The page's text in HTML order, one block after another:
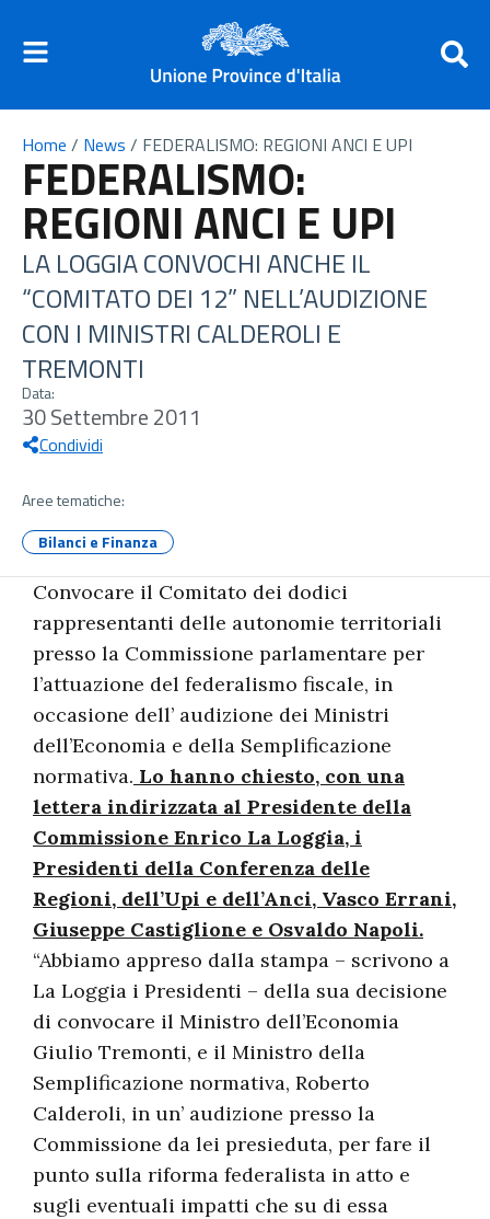
Home / News / FEDERALISMO: REGIONI ANCI E UPI
FEDERALISMO:
REGIONI ANCI E UPI
LA LOGGIA CONVOCHI ANCHE IL
“COMITATO DEI 12” NELL’AUDIZIONE
CON I MINISTRI CALDEROLI E
TREMONTI
Data:
30 Settembre 2011
Condividi
Aree tematiche:
Bilanci e Finanza
Convocare il Comitato dei dodici
rappresentanti delle autonomie territoriali
presso la Commissione parlamentare per
l’attuazione del federalismo fiscale, in
occasione dell’ audizione dei Ministri
dell’Economia e della Semplificazione
normativa. Lo hanno chiesto, con una
lettera indirizzata al Presidente della
Commissione Enrico La Loggia, i
Presidenti della Conferenza delle
Regioni, dell’Upi e dell’Anci, Vasco Errani,
Giuseppe Castiglione e Osvaldo Napoli.
“Abbiamo appreso dalla stampa – scrivono a
La Loggia i Presidenti – della sua decisione
di convocare il Ministro dell’Economia
Giulio Tremonti, e il Ministro della
Semplificazione normativa, Roberto
Calderoli, in un’ audizione presso la
Commissione da lei presieduta, per fare il
punto sulla riforma federalista in atto e
sugli eventuali impatti che su di essa